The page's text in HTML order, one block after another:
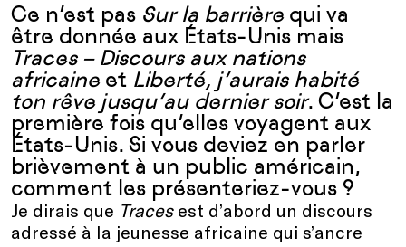
Ce n’est pas Sur la barrière qui va
être donnée aux États-Unis mais
Traces – Discours aux nations
africaine et Liberté, j’aurais habité
ton rêve jusqu’au dernier soir. C’est la
première fois qu’elles voyagent aux
États-Unis. Si vous deviez en parler
brièvement à un public américain,
comment les présenteriez-vous ?
Je dirais que Traces est d’abord un discours
adressé à la jeunesse africaine qui s’ancre